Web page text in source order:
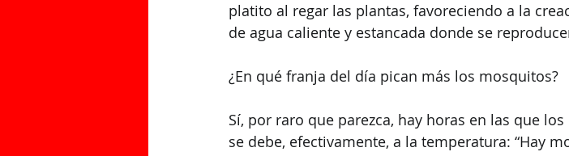
platito al regar las plantas, favoreciendo a la
de agua caliente y estancada donde se
¿En qué franja del día pican más los mosquitos?
Sí, por raro que parezca, hay horas en las que
se debe, efectivamente, a la temperatura: “Hay